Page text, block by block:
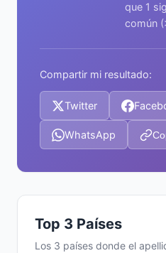
que 1
común
Compartir mi resultado:
Twitter
WhatsApp
Top 3 Países
Los 3 países donde el